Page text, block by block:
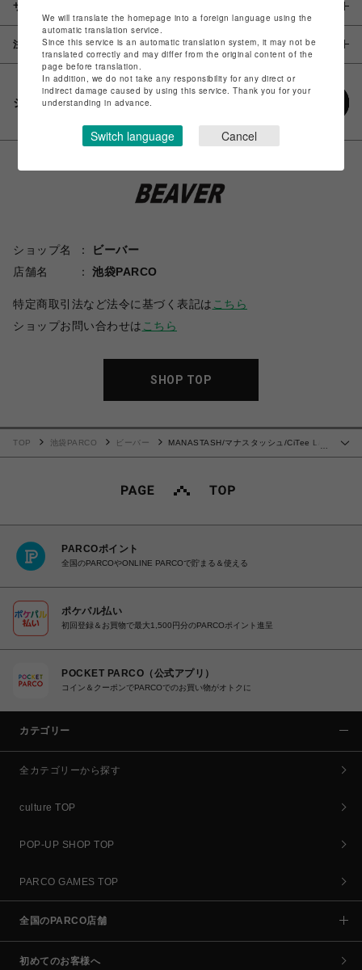
サイズ
注意事項
シェアする
ショップ名
ビーバー
店舗名
池袋PARCO
特定商取引法など法令に基づく表記は こちら
ショップお問い合わせは こちら
SHOP TOP
TOP 池袋PARCO ビーバー
MANASTASH/マナスタッシュ/CiTee L/S
PARCOポイント
全国のPARCOやONLINE PARCOで貯まる＆使える
ポケパル払い
初回登録＆お買物で最大1,500円分のPARCOポイント進呈
POCKET PARCO（公式アプリ）
コイン＆クーポンでPARCOでのお買い物がオトクに
カテゴリー
全カテゴリーから探す
culture TOP
POP-UP SHOP TOP
PARCO GAMES TOP
全国のPARCO店舗
初めてのお客様へ
We will translate the homepage into a foreign language using the
automatic translation service.
Since this service is an automatic translation system, it may not be
translated correctly and may differ from the original content of the
page before translation.
In addition, we do not take any responsibility for any direct or
indirect damage caused by using this service. Thank you for your
understanding in advance.
Switch language Cancel